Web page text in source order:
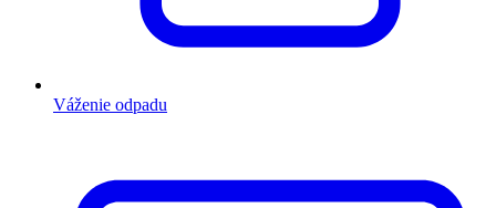
Váženie odpadu